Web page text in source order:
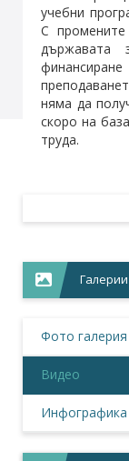
учебни
С
държавата
няма да
скоро на
труда.
Галерии
Фото галерия
Видео
Инфографика